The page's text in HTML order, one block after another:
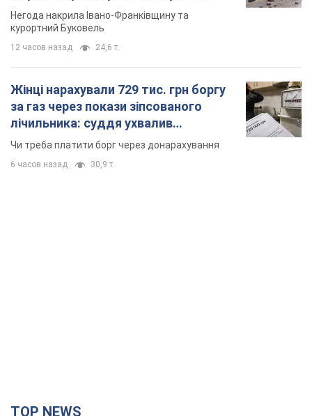
Відео
Негода накрила Івано-Франківщину та
курортний Буковель
12 часов назад 24,6 т.
Жінці нарахували 729 тис. грн боргу
за газ через покази зіпсованого
лічильника: суддя ухвалив
неочікуване рішення
Чи треба платити борг через донарахування
6 часов назад 30,9 т.
TOP NEWS